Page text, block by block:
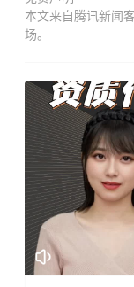
本文来自腾讯新闻
场。